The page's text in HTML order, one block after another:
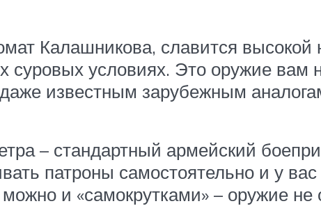
Калашникова, славится
условиях. Это оружие вам
даже известным зарубежным
– стандартный армейский
патроны самостоятельно и у
и «самокрутками» – оружие